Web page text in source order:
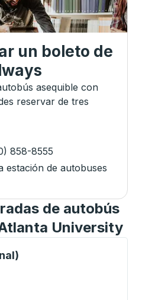
un boleto de
asequible con
reservar de tres
858-8555
estación de autobuses
de autobús
University
de flecha o la tecla